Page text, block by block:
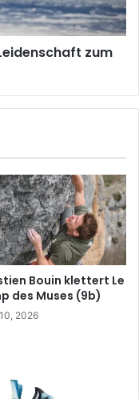
zum
Bouin klettert Le
des Muses (9b)
2026